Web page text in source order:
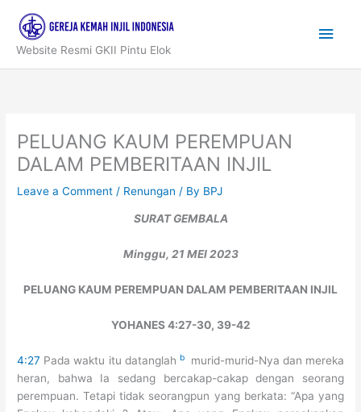
content
Website Resmi GKII Pintu Elok
Main
PELUANG KAUM PEREMPUAN
DALAM PEMBERITAAN INJIL
Leave a Comment / Renungan / By BPJ
SURAT GEMBALA
Minggu, 21 MEI 2023
PELUANG KAUM PEREMPUAN DALAM PEMBERITAAN INJIL
YOHANES 4:27-30, 39-42
4:27 Pada waktu itu datanglahb
murid-murid-Nya dan mereka
heran, bahwa Ia sedang bercakap-cakap dengan seorang
perempuan. Tetapi tidak seorangpun yang berkata: “Apa yang